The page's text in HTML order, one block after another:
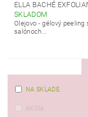
ELLA BACHÉ
SKLADOM
Olejovo - gélový
salónoch...
NA SKLADE
AKCIA